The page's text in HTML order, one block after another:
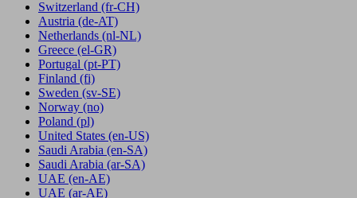
Switzerland (fr-CH)
Austria (de-AT)
Netherlands (nl-NL)
Greece (el-GR)
Portugal (pt-PT)
Finland (fi)
Sweden (sv-SE)
Norway (no)
Poland (pl)
United States (en-US)
Saudi Arabia (en-SA)
Saudi Arabia (ar-SA)
UAE (en-AE)
UAE (ar-AE)